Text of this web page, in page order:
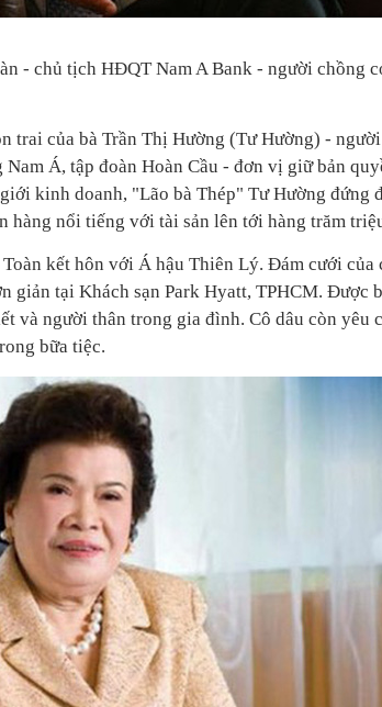
- chủ tịch HĐQT Nam A Bank - người chồng
trai của bà Trần Thị Hường (Tư Hường) -
Á, tập đoàn Hoàn Cầu - đơn vị giữ bản
kinh doanh, "Lão bà Thép" Tư Hường đứng
hàng nổi tiếng với tài sản lên tới hàng trăm
kết hôn với Á hậu Thiên Lý. Đám cưới của
giản tại Khách sạn Park Hyatt, TPHCM. Được
và người thân trong gia đình. Cô dâu còn yêu
bữa tiệc.